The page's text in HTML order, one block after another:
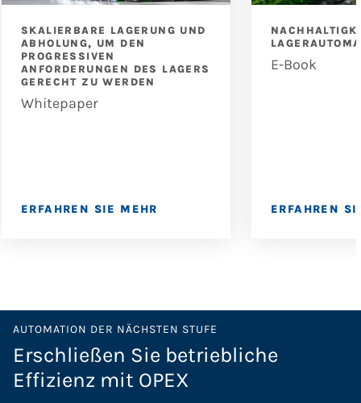
SKALIERBARE LAGERUNG UND
ABHOLUNG, UM DEN
PROGRESSIVEN
ANFORDERUNGEN DES LAGERS
GERECHT ZU WERDEN
Whitepaper
ERFAHREN SIE MEHR
E-Book
ERFAHREN
AUTOMATION DER NÄCHSTEN STUFE
Erschließen Sie betriebliche
Effizienz mit OPEX